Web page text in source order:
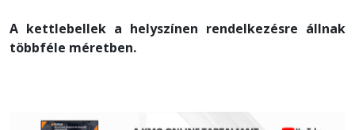
A kettlebellek a helyszínen rendelkezésre állnak
többféle méretben.